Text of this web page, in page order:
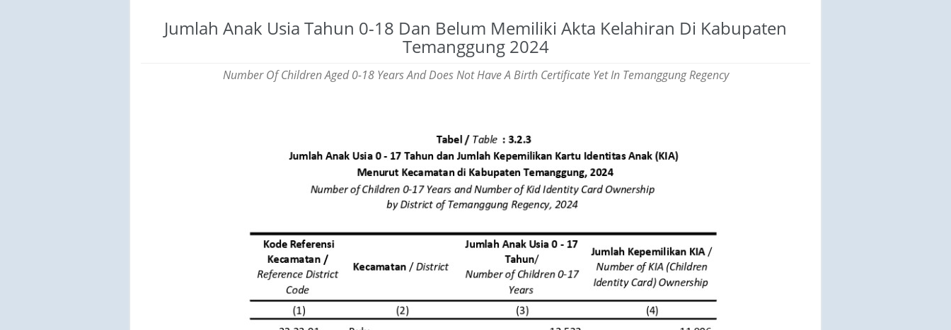
Jumlah Anak Usia Tahun 0-18 Dan Belum Memiliki Akta Kelahiran Di Kabupaten
Temanggung 2024
Number Of Children Aged 0-18 Years And Does Not Have A Birth Certificate Yet In Temanggung Regency